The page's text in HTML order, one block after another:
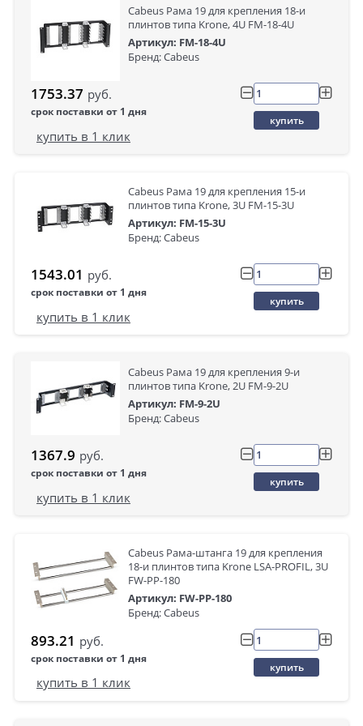
Cabeus Рама 19 для крепления 18-и
плинтов типа Krone, 4U FM-18-4U
Артикул: FM-18-4U
Бренд: Cabeus
1753.37 руб.
срок поставки от 1 дня
купить
купить в 1 клик
Cabeus Рама 19 для крепления 15-и
плинтов типа Krone, 3U FM-15-3U
Артикул: FM-15-3U
Бренд: Cabeus
1543.01 руб.
срок поставки от 1 дня
купить
купить в 1 клик
Cabeus Рама 19 для крепления 9-и
плинтов типа Krone, 2U FM-9-2U
Артикул: FM-9-2U
Бренд: Cabeus
1367.9 руб.
срок поставки от 1 дня
купить
купить в 1 клик
Cabeus Рама-штанга 19 для крепления
18-и плинтов типа Krone LSA-PROFIL, 3U
FW-PP-180
Артикул: FW-PP-180
Бренд: Cabeus
893.21 руб.
срок поставки от 1 дня
купить
купить в 1 клик